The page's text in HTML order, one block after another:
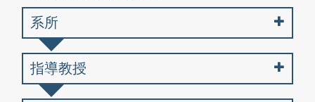
系所
指導教授